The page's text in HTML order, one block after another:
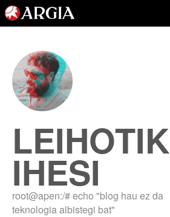
LEIHOTIK
IHESI
root@apen:/# echo "blog hau ez da
teknologia albistegi bat"